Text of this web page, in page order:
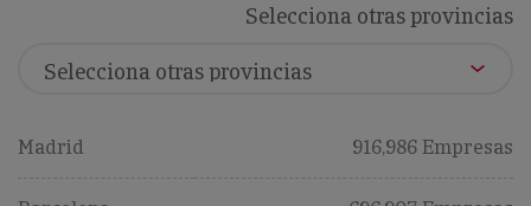
Selecciona otras provincias
Madrid 916,986 Empresas